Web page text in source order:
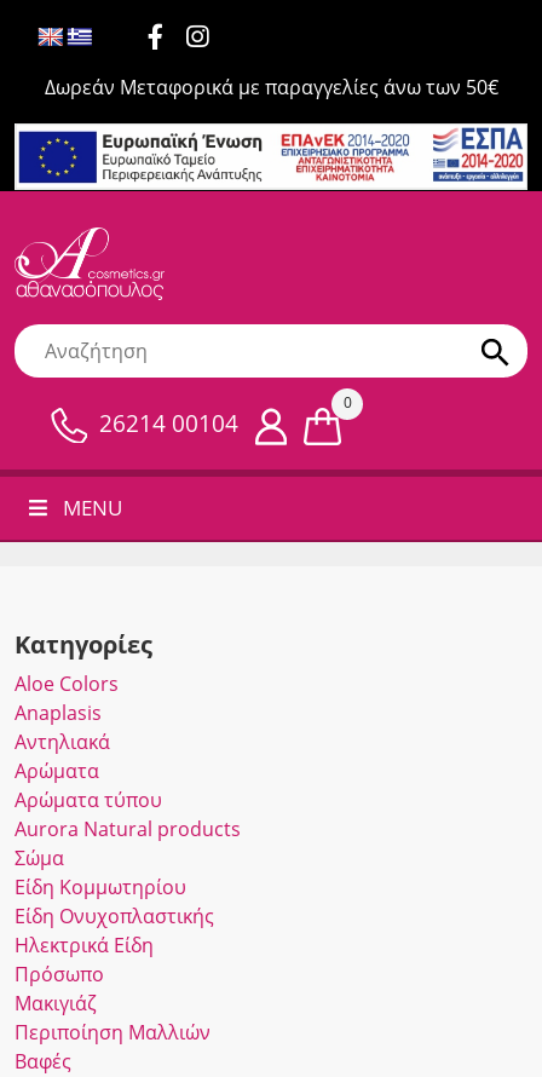
Δωρεάν Μεταφορικά με παραγγελίες άνω των 50€
26214 00104
0
MENU
Κατηγορίες
Αloe Colors
Anaplasis
Αντηλιακά
Αρώματα
Αρώματα τύπου
Αurora Νatural products
Σώμα
Είδη Κομμωτηρίου
Είδη Ονυχοπλαστικής
Ηλεκτρικά Είδη
Πρόσωπο
Μακιγιάζ
Περιποίηση Μαλλιών
Βαφές